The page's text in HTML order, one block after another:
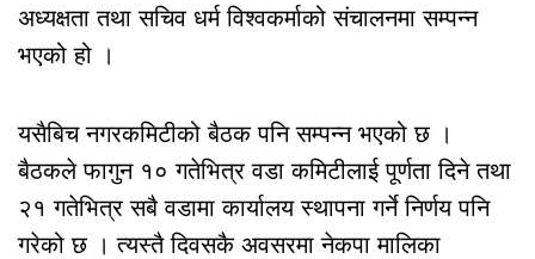
अध्यक्षता तथा सचिव धर्म विश्वकर्माको संचालनमा सम्पन्न
भएको हो ।
यसैबिच नगरकमिटीको बैठक पनि सम्पन्न भएको छ ।
बैठकले फागुन १० गतेभित्र वडा कमिटीलाई पूर्णता दिने तथा
२१ गतेभित्र सबै वडामा कार्यालय स्थापना गर्ने निर्णय पनि
गरेको छ । त्यस्तै दिवसकै अवसरमा नेकपा मालिका